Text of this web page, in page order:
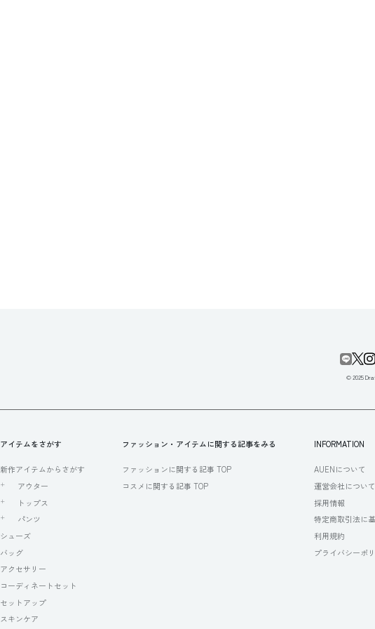
© 2025
アイテムをさがす
新作アイテムからさがす
アウター
トップス
パンツ
シューズ
バッグ
アクセサリー
コーディネートセット
セットアップ
スキンケア
ファッション・アイテムに関する記事をみる
ファッションに関する記事 TOP
コスメに関する記事 TOP
INFORMATION
AUENについて
運営会社について
採用情報
特定商取引法に
利用規約
プライバシーポ